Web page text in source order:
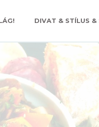
DIVAT & STÍLUS &